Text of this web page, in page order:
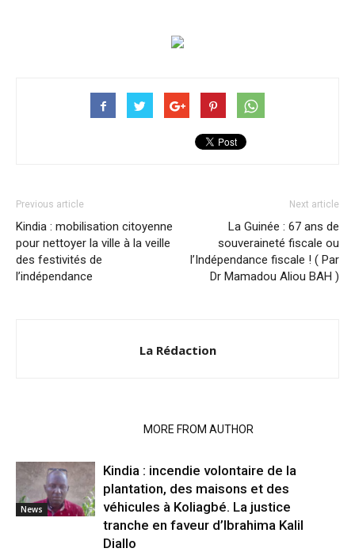
Previous article
Kindia : mobilisation citoyenne
pour nettoyer la ville à la veille
des festivités de
l’indépendance
Next article
La Guinée : 67 ans de
souveraineté fiscale ou
l’Indépendance fiscale ! ( Par
Dr Mamadou Aliou BAH )
La Rédaction
MORE FROM AUTHOR
News
Kindia : incendie volontaire de la
plantation, des maisons et des
véhicules à Koliagbé. La justice
tranche en faveur d’Ibrahima Kalil
Diallo